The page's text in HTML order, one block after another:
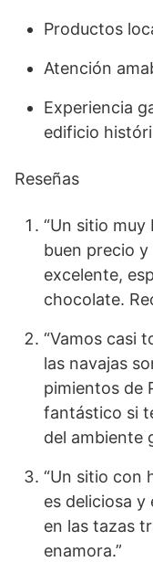
Productos
Atención
Experiencia
edificio
Reseñas
“Un sitio
buen precio
excelente,
chocolate.
“Vamos casi
las navajas
pimientos de
fantástico si
del ambiente
“Un sitio con
es deliciosa
en las tazas
enamora.”